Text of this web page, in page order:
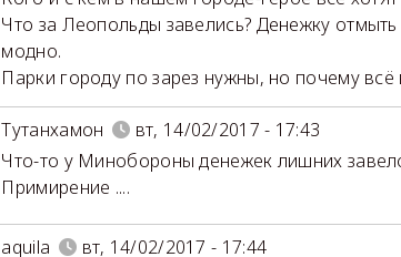
Что за Леопольды завелись? Денежку
модно.
Парки городу по зарез нужны, но почему всё
Тутанхамон
вт, 14/02/2017 - 17:43
Что-то у Минобороны денежек лишних
Примирение ....
aquila
вт, 14/02/2017 - 17:44